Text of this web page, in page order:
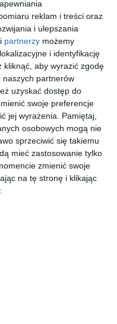
reklam i treści oraz
i ulepszania
partnerzy możemy
i identyfikację
kliknąć, aby wyrazić zgodę
naszych partnerów
uzyskać dostęp do
swoje preferencje
jej wyrażenia. Pamiętaj,
osobowych mogą nie
sprzeciwić się takiemu
mieć zastosowanie tylko
zmienić swoje
na tę stronę i klikając
Joanna
Papuzińska
Papuzińska
[ książka ]
i
inne
wesołe
Joanna
Papuzińska
[ książka ]
Zwierzuś,
opowiada
nia o
zwierzętac
h
Joanna
Papuzińska